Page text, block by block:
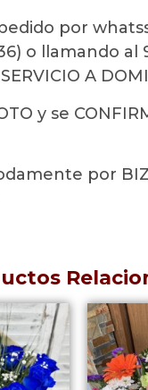
por
o llamando al
A
y se
por